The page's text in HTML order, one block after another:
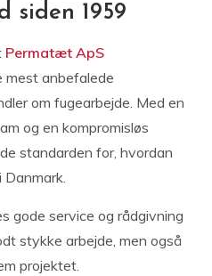
siden 1959
Permatæt ApS
mest anbefalede
om fugearbejde. Med en
og en kompromisløs
standarden for, hvordan
Danmark.
gode service og rådgivning
stykke arbejde, men også
projektet.